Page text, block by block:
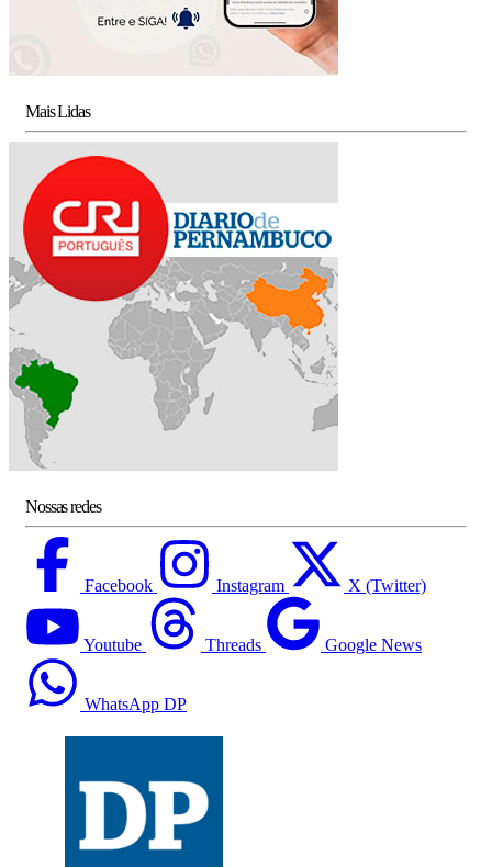
Mais Lidas
Nossas redes
Facebook Instagram X (Twitter)
Youtube Threads Google News
WhatsApp DP